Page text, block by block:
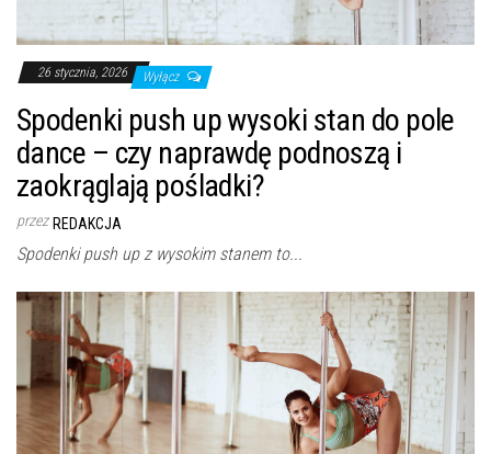
26 stycznia, 2026 Wyłącz
Spodenki push up wysoki stan do pole
dance – czy naprawdę podnoszą i
zaokrąglają pośladki?
przez REDAKCJA
Spodenki push up z wysokim stanem to...